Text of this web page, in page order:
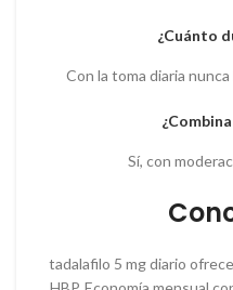
¿Cuánto
Con la toma diaria
Sí, con
tadalafilo 5 mg diario